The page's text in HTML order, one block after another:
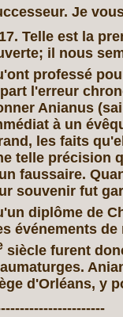
Je
Telle est la
il nous
professé
l'erreur
Anianus
à un
les faits
telle précision
faussaire.
souvenir fut
diplôme de
événements
siècle furent
d'Orléans, y